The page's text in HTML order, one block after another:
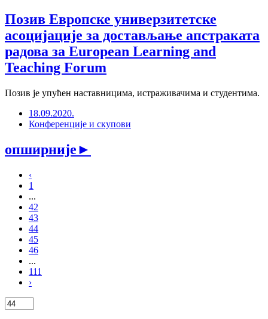
Позив Европске универзитетске
асоцијације за достављање апстраката
радова за European Learning and
Teaching Forum
Позив је упућен наставницима, истраживачима и студентима.
18.09.2020.
Конференције и скупови
опширније►
‹
1
...
42
43
44
45
46
...
111
›